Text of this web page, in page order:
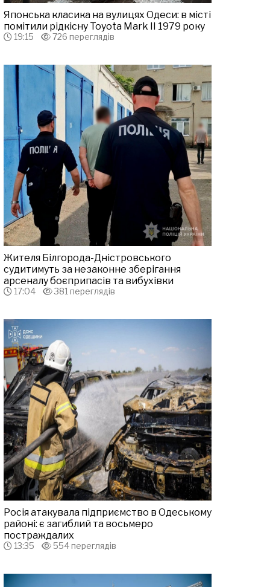
Японська класика на вулицях Одеси: в місті
помітили рідкісну Toyota Mark II 1979 року
19:15 726 переглядів
Жителя Білгорода-Дністровського
судитимуть за незаконне зберігання
арсеналу боєприпасів та вибухівки
17:04 381 переглядів
Росія атакувала підприємство в Одеському
районі: є загиблий та восьмеро
постраждалих
13:35 554 переглядів